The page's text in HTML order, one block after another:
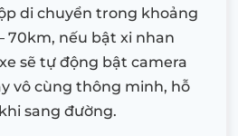
di chuyển trong khoảng
70km, nếu bật xi nhan
sẽ tự động bật camera
vô cùng thông minh, hỗ
sang đường.